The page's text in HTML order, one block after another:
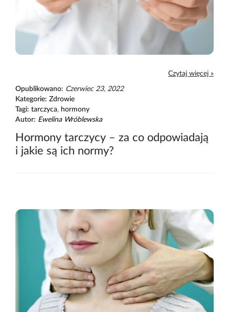
Czytaj więcej »
Opublikowano: Czerwiec 23, 2022
Kategorie: Zdrowie
Tagi: tarczyca, hormony
Autor: Ewelina Wróblewska
Hormony tarczycy – za co odpowiadają
i jakie są ich normy?